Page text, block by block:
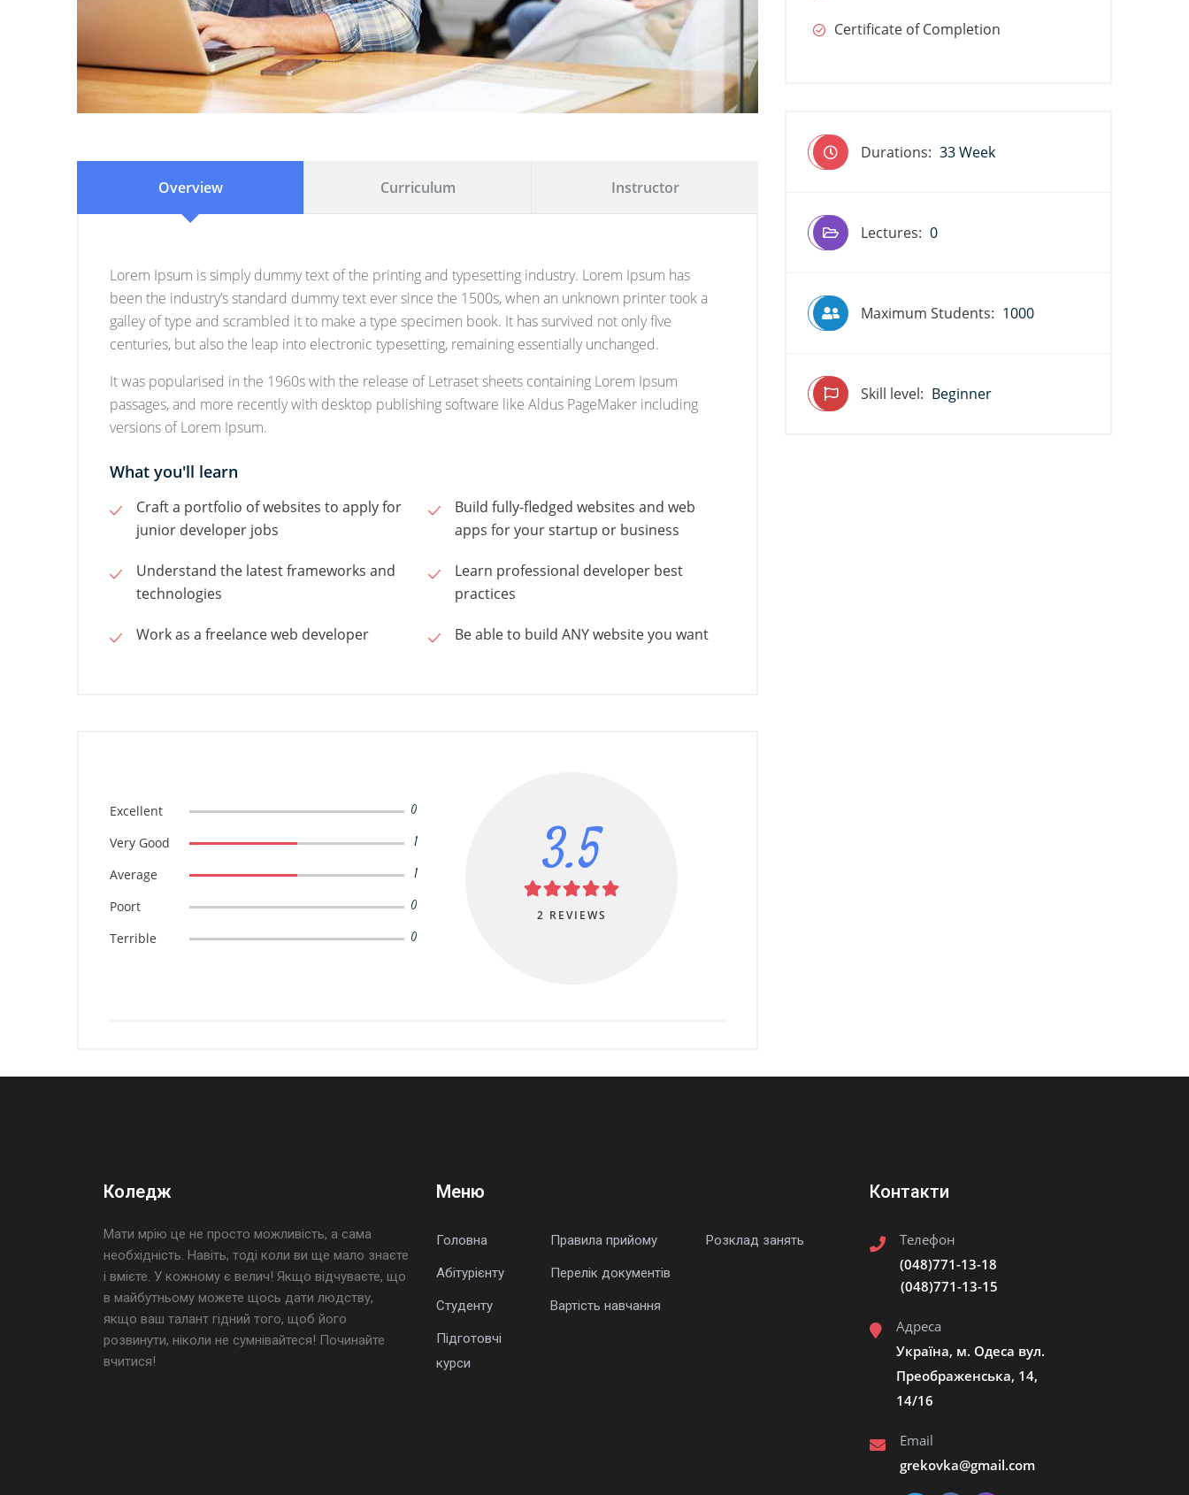
Overview Curriculum Instructor
Lorem Ipsum is simply dummy text of the printing and typesetting industry. Lorem Ipsum has
been the industry’s standard dummy text ever since the 1500s, when an unknown printer took a
galley of type and scrambled it to make a type specimen book. It has survived not only five
centuries, but also the leap into electronic typesetting, remaining essentially unchanged.
It was popularised in the 1960s with the release of Letraset sheets containing Lorem Ipsum
passages, and more recently with desktop publishing software like Aldus PageMaker including
versions of Lorem Ipsum.
What you'll learn
Craft a portfolio of websites to apply for
junior developer jobs
Build fully-fledged websites and web
apps for your startup or business
Understand the latest frameworks and
technologies
Learn professional developer best
practices
Work as a freelance web developer Be able to build ANY website you want
Excellent 0
Very Good 1
Average 1
Poort 0
Terrible 0
3.5
2 REVIEWS
Certificate of Completion
Durations: 33 Week
Lectures: 0
Maximum Students: 1000
Skill level: Beginner
Коледж
Мати мрію це не просто можливість, а сама
необхідність. Навіть, тоді коли ви ще мало знаєте
і вмієте. У кожному є велич! Якщо відчуваєте, що
в майбутньому можете щось дати людству,
якщо ваш талант гідний того, щоб його
розвинути, ніколи не сумнівайтеся! Починайте
вчитися!
Меню
Головна
Абітурієнту
Студенту
Підготовчі
курси
Правила прийому
Перелік документів
Вартість навчання
Розклад занять
Контакти
Телефон
(048)771-13-18
(048)771-13-15
Адреса
Україна, м. Одеса вул.
Преображенська, 14,
14/16
Email
grekovka@gmail.сom